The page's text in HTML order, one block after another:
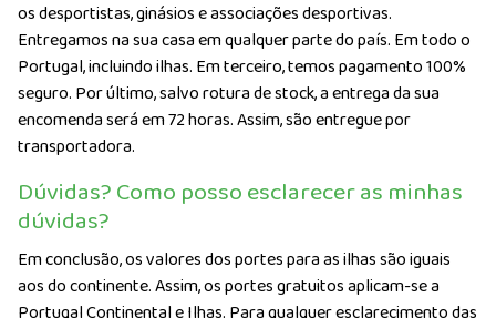
os desportistas, ginásios e associações desportivas.
Entregamos na sua casa em qualquer parte do país. Em todo o
Portugal, incluindo ilhas. Em terceiro, temos pagamento 100%
seguro. Por último, salvo rotura de stock, a entrega da sua
encomenda será em 72 horas. Assim, são entregue por
transportadora.
Dúvidas? Como posso esclarecer as minhas
dúvidas?
Em conclusão, os valores dos portes para as ilhas são iguais
aos do continente. Assim, os portes gratuitos aplicam-se a